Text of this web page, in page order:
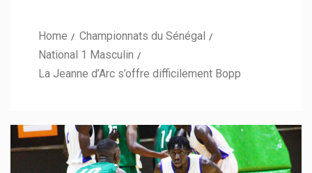
Home
Championnats du Sénégal
National 1 Masculin
La Jeanne d’Arc s’offre difficilement Bopp